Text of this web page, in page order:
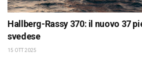
Hallberg-Rassy 370: il nuovo 37
svedese
15 OTT 2025